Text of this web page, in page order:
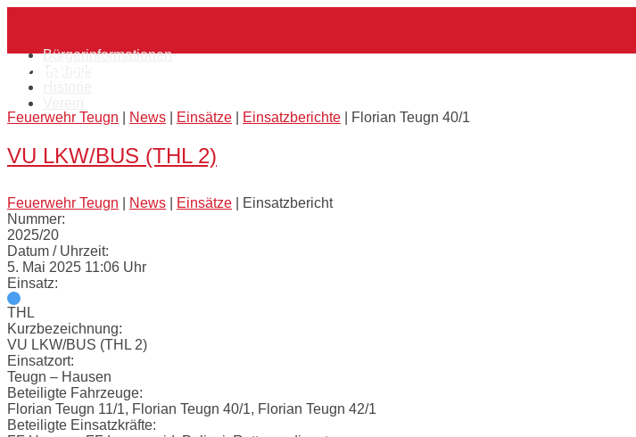
content
Bürgerinformationen
Fahrzeug:
Feuerwehr Teugn News Einsätze Einsatzberichte Florian Teugn 40/1
VU LKW/BUS (THL 2)
Feuerwehr Teugn News Einsätze
Einsatzbericht
Nummer:
2025/20
Datum / Uhrzeit:
5. Mai 2025 11:06 Uhr
Einsatz:
THL
Kurzbezeichnung:
VU LKW/BUS (THL 2)
Einsatzort:
Teugn – Hausen
Beteiligte Fahrzeuge:
Florian Teugn 11/1, Florian Teugn 40/1, Florian Teugn 42/1
Beteiligte Einsatzkräfte: